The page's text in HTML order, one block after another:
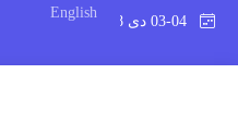
English